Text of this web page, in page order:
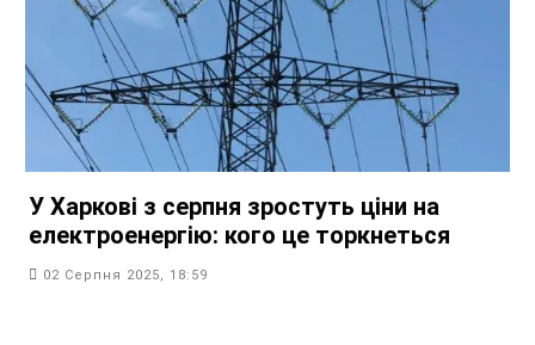
У Харкові з серпня зростуть ціни на
електроенергію: кого це торкнеться
02 Серпня 2025, 18:59